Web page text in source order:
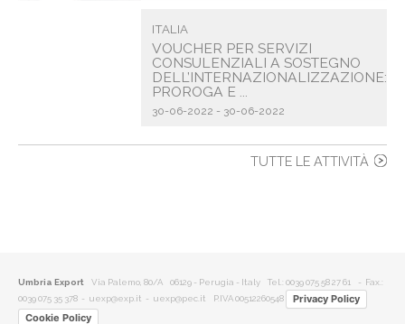
ITALIA
VOUCHER PER SERVIZI
CONSULENZIALI A SOSTEGNO
DELL’INTERNAZIONALIZZAZIONE:
PROROGA E ...
30-06-2022 - 30-06-2022
TUTTE LE ATTIVITÀ
Umbria Export Via Palemo, 80/A 06129 - Perugia - Italy Tel.: 0039 075 58 27 61 - Fax.:
0039 075 35 378 - uexp@exp.it - uexp@pec.it P.IVA 00512260548
Privacy Policy
Cookie Policy